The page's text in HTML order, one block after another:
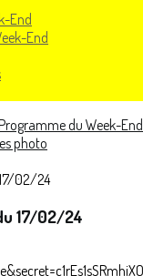
End
End
du Week-End
photo
17/02/24